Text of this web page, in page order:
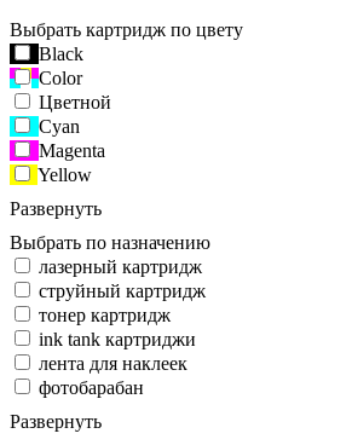
Выбрать картридж по цвету
Black
Color
Цветной
Cyan
Magenta
Yellow
Развернуть
Выбрать по назначению
лазерный картридж
струйный картридж
тонер картридж
ink tank картриджи
лента для наклеек
фотобарабан
Развернуть